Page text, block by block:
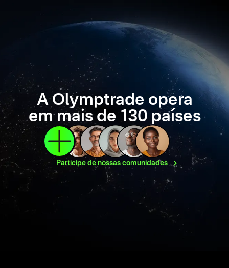
A Olymptrade opera
em mais de 130 países
Participe de nossas comunidades